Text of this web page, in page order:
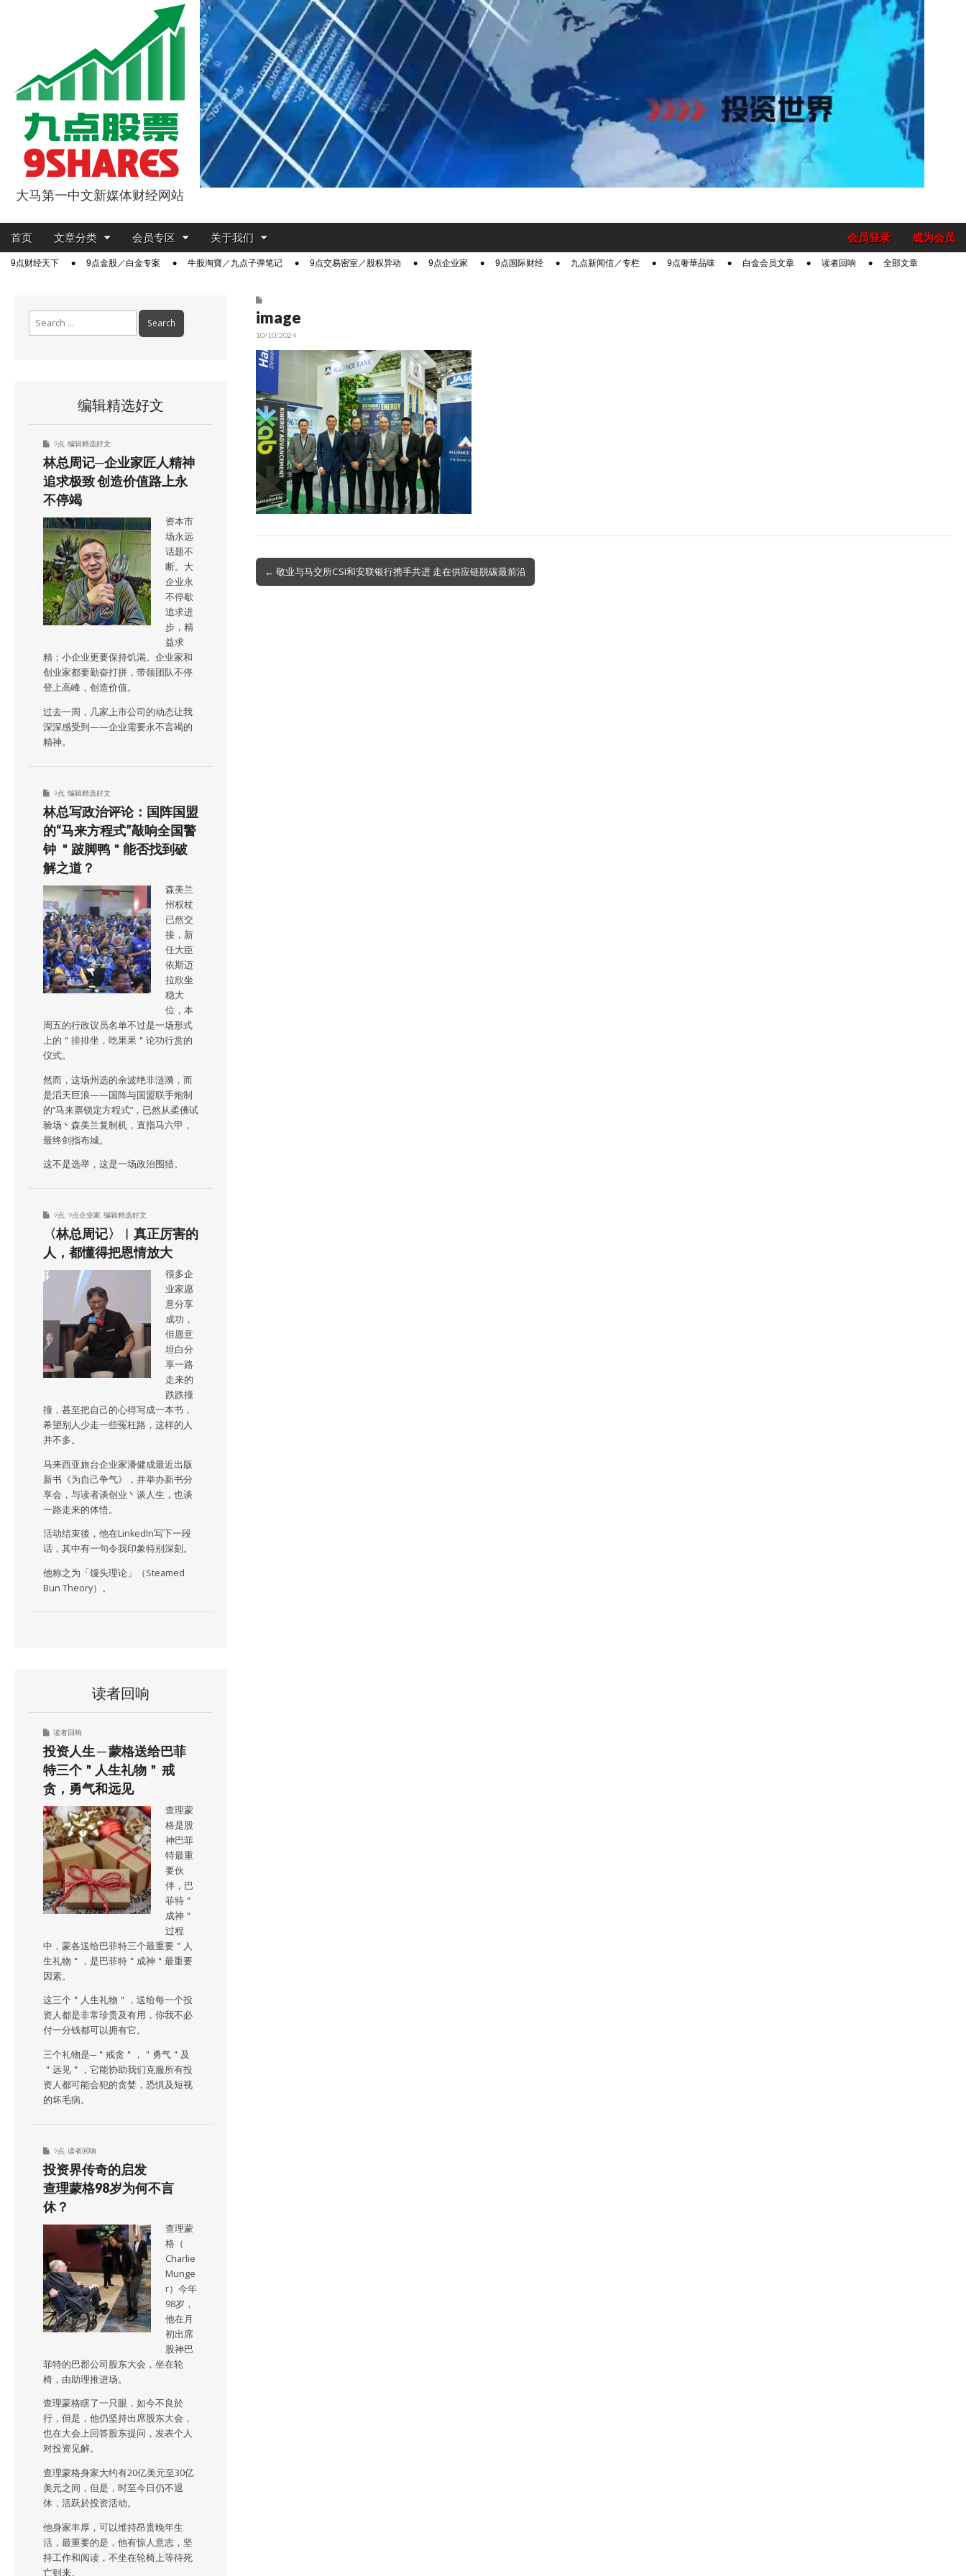
9点股票
大马第一中文新媒体财经网站
Main
Skip
content
首页 文章分类 会员专区 关于我们 成为会员
会员登录
Sub9点财经天下 9点金股／白金专案 牛股淘寶／九点子弹笔记 9点交易密室／股权异动 9点企业家 9点国际财经 九点新闻信／专栏 9点奢華品味 白金会员文章 读者回响 全部文章
image
10/10/2024
Post
navigation
← 敬业与马交所CSI和安联银行携手共进 走在供应链脱碳最前沿
编辑精选好文
9点 编辑精选好文
林总周记─企业家匠人精神
追求极致 创造价值路上永
不停竭
资本市
场永远
话题不
断。大
企业永
不停歇
追求进
步，精
益求
精；小企业更要保持饥渴。企业家和
创业家都要勤奋打拼，带领团队不停
登上高峰，创造价值。
过去一周，几家上市公司的动态让我
深深感受到——企业需要永不言竭的
精神。
9点 编辑精选好文
林总写政治评论：国阵国盟
的“马来方程式”敲响全国警
钟 ＂跛脚鸭＂能否找到破
解之道？
森美兰
州权杖
已然交
接，新
任大臣
依斯迈
拉欣坐
稳大
位，本
周五的行政议员名单不过是一场形式
上的＂排排坐，吃果果＂论功行赏的
仪式。
然而，这场州选的余波绝非涟漪，而
是滔天巨浪——国阵与国盟联手炮制
的“马来票锁定方程式”，已然从柔佛试
验场丶森美兰复制机，直指马六甲，
最终剑指布城。
这不是选举，这是一场政治围猎。
9点 9点企业家 编辑精选好文
〈林总周记〉︱真正厉害的
人，都懂得把恩情放大
很多企
业家愿
意分享
成功，
但愿意
坦白分
享一路
走来的
跌跌撞
撞，甚至把自己的心得写成一本书，
希望别人少走一些冤枉路，这样的人
并不多。
马来西亚旅台企业家潘健成最近出版
新书《为自己争气》，并举办新书分
享会，与读者谈创业丶谈人生，也谈
一路走来的体悟。
活动结束後，他在LinkedIn写下一段
话，其中有一句令我印象特别深刻。
他称之为「馒头理论」（Steamed
Bun Theory）。
读者回响
读者回响
投资人生 ─ 蒙格送给巴菲
特三个＂人生礼物＂ 戒
贪，勇气和远见
查理蒙
格是股
神巴菲
特最重
要伙
伴，巴
菲特＂
成神＂
过程
中，蒙各送给巴菲特三个最重要＂人
生礼物＂，是巴菲特＂成神＂最重要
因素。
这三个＂人生礼物＂，送给每一个投
资人都是非常珍贵及有用，你我不必
付一分钱都可以拥有它。
三个礼物是─＂戒贪＂，＂勇气＂及
＂远见＂，它能协助我们克服所有投
资人都可能会犯的贪婪，恐惧及短视
的坏毛病。
9点 读者回响
投资界传奇的启发
查理蒙格98岁为何不言
休？
查理蒙
格（
Charlie
Munge
r）今年
98岁，
他在月
初出席
股神巴
菲特的巴郡公司股东大会，坐在轮
椅，由助理推进场。
查理蒙格瞎了一只眼，如今不良於
行，但是，他仍坚持出席股东大会，
也在大会上回答股东提问，发表个人
对投资见解。
查理蒙格身家大约有20亿美元至30亿
美元之间，但是，时至今日仍不退
休，活跃於投资活动。
他身家丰厚，可以维持昂贵晚年生
活，最重要的是，他有惊人意志，坚
持工作和阅读，不坐在轮椅上等待死
亡到来。